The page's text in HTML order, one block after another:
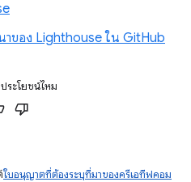
ของ Lighthouse ใน GitHub
ระโยชน์ไหม
ใบอนุญาตที่ต้องระบุที่มาของครีเอทีฟคอม